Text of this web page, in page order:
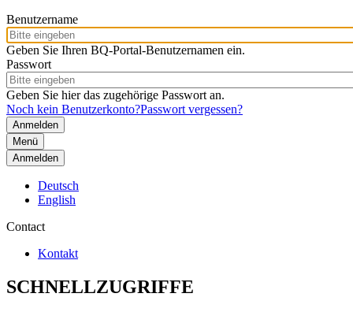
Benutzername
Geben Sie Ihren BQ-Portal-Benutzernamen ein.
Passwort
Geben Sie hier das zugehörige Passwort an.
Noch kein Benutzerkonto?Passwort vergessen?
Menü
Anmelden
Deutsch
English
Contact
Kontakt
SCHNELLZUGRIFFE